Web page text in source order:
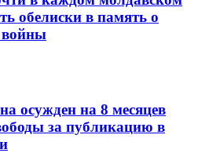
обелиски в память о
осужден на 8 месяцев
за публикацию в